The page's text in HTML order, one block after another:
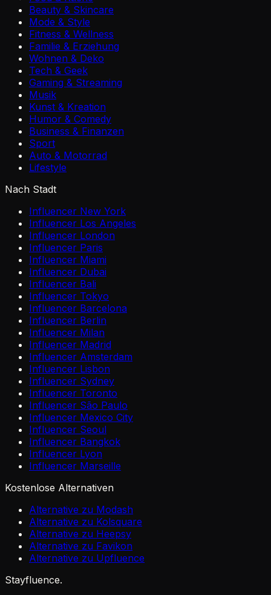
Beauty & Skincare
Mode & Style
Fitness & Wellness
Familie & Erziehung
Wohnen & Deko
Tech & Geek
Gaming & Streaming
Musik
Kunst & Kreation
Humor & Comedy
Business & Finanzen
Sport
Auto & Motorrad
Lifestyle
Nach Stadt
Influencer New York
Influencer Los Angeles
Influencer London
Influencer Paris
Influencer Miami
Influencer Dubai
Influencer Bali
Influencer Tokyo
Influencer Barcelona
Influencer Berlin
Influencer Milan
Influencer Madrid
Influencer Amsterdam
Influencer Lisbon
Influencer Sydney
Influencer Toronto
Influencer São Paulo
Influencer Mexico City
Influencer Seoul
Influencer Bangkok
Influencer Lyon
Influencer Marseille
Kostenlose Alternativen
Alternative zu Modash
Alternative zu Kolsquare
Alternative zu Heepsy
Alternative zu Favikon
Alternative zu Upfluence
Stayfluence.